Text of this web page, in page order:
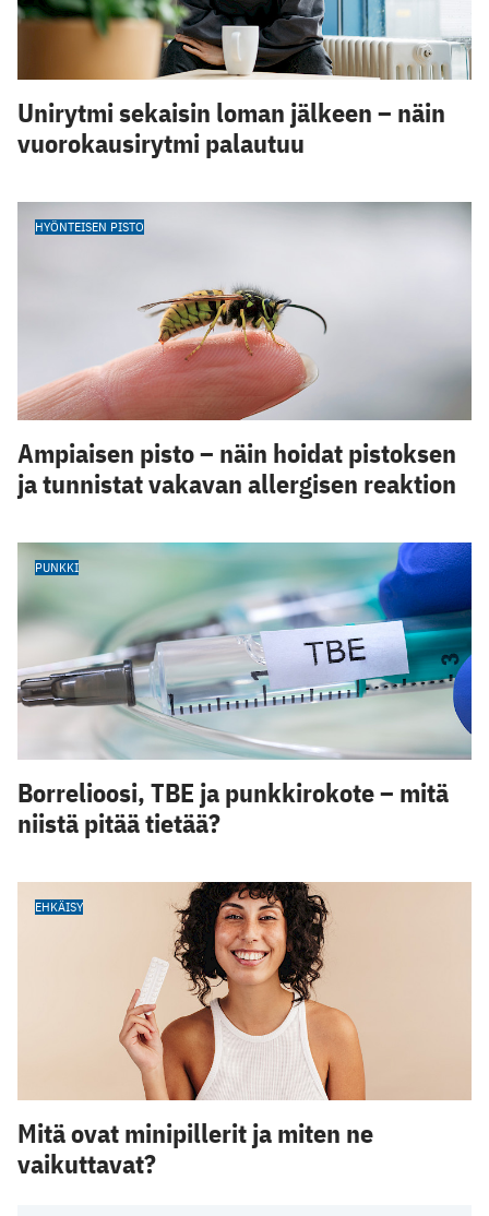
Unirytmi sekaisin loman jälkeen – näin
vuorokausirytmi palautuu
HYÖNTEISEN PISTO
Ampiaisen pisto – näin hoidat pistoksen
ja tunnistat vakavan allergisen reaktion
PUNKKI
Borrelioosi, TBE ja punkkirokote – mitä
niistä pitää tietää?
EHKÄISY
Mitä ovat minipillerit ja miten ne
vaikuttavat?